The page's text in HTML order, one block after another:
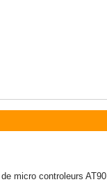
micro controleurs AT90